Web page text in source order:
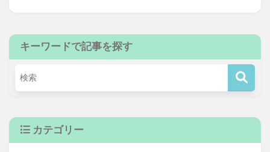
キーワードで記事を探す
カテゴリー